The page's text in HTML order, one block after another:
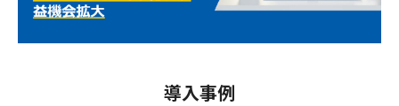
導入事例